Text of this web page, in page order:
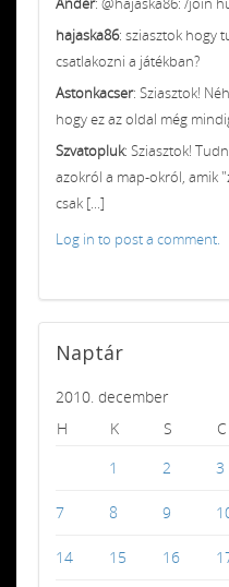
hajaska86: sziasztok hogy
csatlakozni a játékban?
Astonkacser: Sziasztok!
hogy ez az oldal még
Szvatopluk: Sziasztok!
azokról a map-okról, amik
csak [...]
Log in to post a comment.
Naptár
2010. december
H
K S C
1
2 3
7 8 9
14 15 16